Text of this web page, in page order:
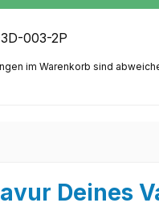
003-2P
im Warenkorb sind
Deines